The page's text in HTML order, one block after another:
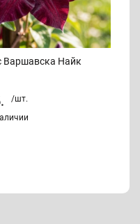
Варшавска Найк
/шт.